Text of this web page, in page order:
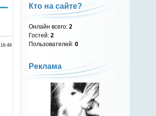
16:49
Кто на сайте?
Онлайн всего:2
Гостей:2
Пользователей:0
Реклама